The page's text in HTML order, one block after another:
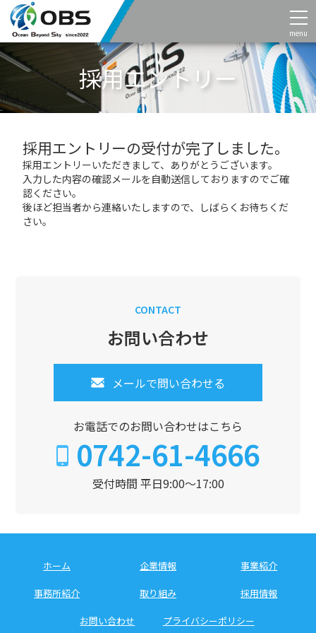
menu
採用エントリー
採用エントリーの受付が完了しました。
採用エントリーいただきまして、 ありがとうございます。
入力した内容の確認メールを自動送信しておりますのでご確
認ください。
後ほど担当者から連絡いたしますので、
しばらくお待ちくだ
さい。
CONTACT
お問い合わせ
メールで問い合わせる
お電話でのお問い合わせはこちら
0742-61-4666
受付時間 平日9:00～17:00
ホーム 企業情報 事業紹介
事務所紹介 取り組み 採用情報
お問い合わせ プライバシーポリシー